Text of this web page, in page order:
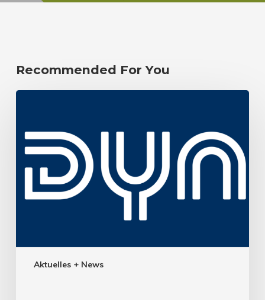
Recommended For You
Aktuelles + News